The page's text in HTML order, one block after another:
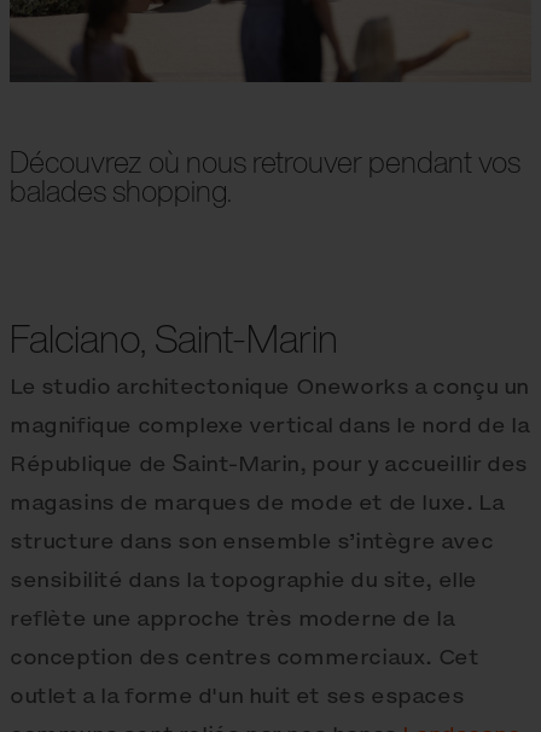
Découvrez où nous retrouver pendant vos
balades shopping.
Falciano, Saint-Marin
Le studio architectonique Oneworks a conçu un
magnifique complexe vertical dans le nord de la
République de Saint-Marin, pour y accueillir des
magasins de marques de mode et de luxe. La
structure dans son ensemble s’intègre avec
sensibilité dans la topographie du site, elle
reflète une approche très moderne de la
conception des centres commerciaux. Cet
outlet a la forme d'un huit et ses espaces